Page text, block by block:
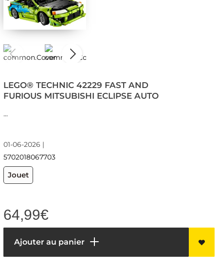
LEGO® TECHNIC 42229 FAST AND
FURIOUS MITSUBISHI ECLIPSE AUTO
...
01-06-2026 |
5702018067703
Jouet
64,99€
Ajouter au panier